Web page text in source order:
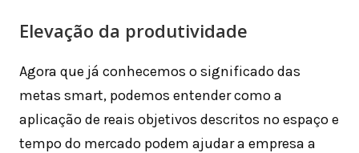
Elevação da produtividade
Agora que já conhecemos o significado das
metas smart, podemos entender como a
aplicação de reais objetivos descritos no espaço e
tempo do mercado podem ajudar a empresa a